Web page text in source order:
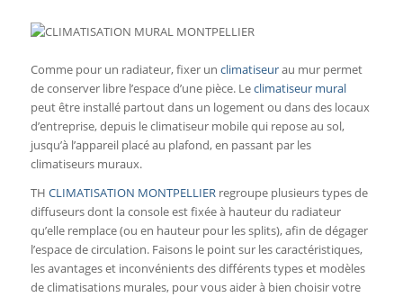
Comme pour un radiateur, fixer un climatiseurau mur permet
de conserver libre l’espace d’une pièce. Leclimatiseur mural
peut être installé partout dans un logement ou dans des locaux
d’entreprise, depuis le climatiseur mobile qui repose au sol,
jusqu’à l’appareil placé au plafond, en passant par les
climatiseurs muraux.
TH CLIMATISATION MONTPELLIERregroupe plusieurs types de
diffuseurs dont la console est fixée à hauteur du radiateur
qu’elle remplace (ou en hauteur pour les splits), afin de dégager
l’espace de circulation. Faisons le point sur les caractéristiques,
les avantages et inconvénients des différents types et modèles
de climatisations murales, pour vous aider à bien choisir votre